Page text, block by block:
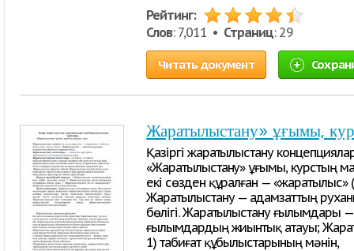
Рейтинг:
Слов: 7,011 • Страниц: 29
Читать документ
Жаратылыстану» ұғымы,
Қазіргі жаратылыстану
«Жаратылыстану» ұғымы, курстың
екі сөзден құралған — «жаратылыс»
Жаратылыстану — адамзаттың
бөлігі. Жаратылыстану ғылымдары
ғылымдардың жиынтық атауы;
1) табиғат құбылыстарының мәнін,